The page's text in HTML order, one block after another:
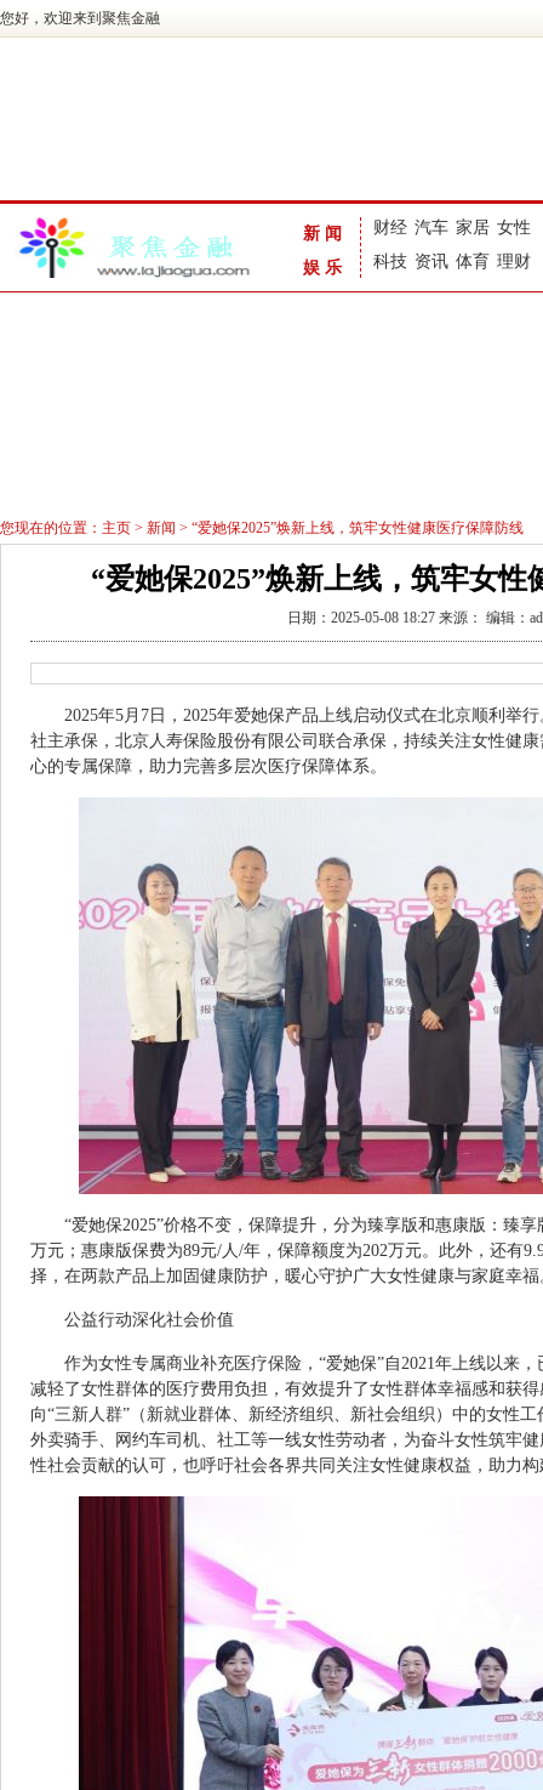
您好，欢迎来到聚焦金融
新闻
娱乐
财经 汽车 家居 女性
科技 资讯 体育 理财
您现在的位置： 主页 > 新闻 > “爱她保2025”焕新上线，筑牢女性健康医疗保障防线
“爱她保2025”焕新上线，筑牢女性
日期：2025-05-08 18:27 来源： 编辑：
2025年5月7日，2025年爱她保产品上线启动仪式在北京顺利举
社主承保，北京人寿保险股份有限公司联合承保，持续关注女性健
心的专属保障，助力完善多层次医疗保障体系。
“爱她保2025”价格不变，保障提升，分为臻享版和惠康版：臻
万元；惠康版保费为89元/人/年，保障额度为202万元。此外，还有
择，在两款产品上加固健康防护，暖心守护广大女性健康与家庭幸福
公益行动深化社会价值
作为女性专属商业补充医疗保险，“爱她保”自2021年上线以来
减轻了女性群体的医疗费用负担，有效提升了女性群体幸福感和获
向“三新人群”（新就业群体、新经济组织、新社会组织）中的女性工
外卖骑手、网约车司机、社工等一线女性劳动者，为奋斗女性筑牢
性社会贡献的认可，也呼吁社会各界共同关注女性健康权益，助力